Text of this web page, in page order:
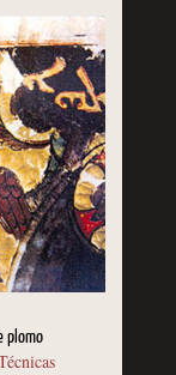
plomo